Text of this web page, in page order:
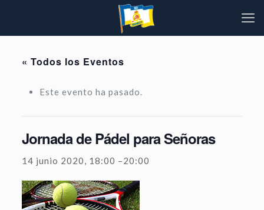
« Todos los Eventos
Este evento ha pasado.
Jornada de Pádel para Señoras
14 junio 2020, 18:00 –20:00